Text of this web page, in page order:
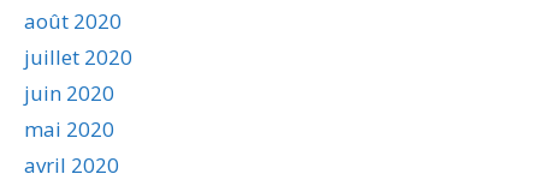
août 2020
juillet 2020
juin 2020
mai 2020
avril 2020